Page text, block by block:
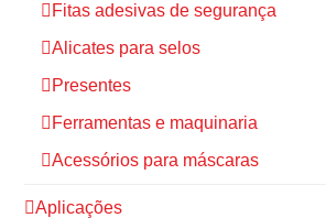
Fitas adesivas de segurança
Alicates para selos
Presentes
Ferramentas e maquinaria
Acessórios para máscaras
Aplicações